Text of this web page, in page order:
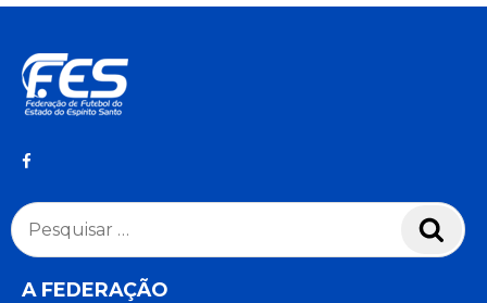
Pesquisar
por:
A FEDERAÇÃO